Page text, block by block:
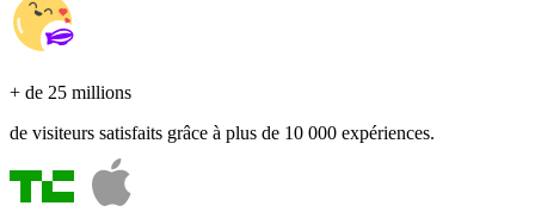
+ de 25 millions
de visiteurs satisfaits grâce à plus de 10 000 expériences.